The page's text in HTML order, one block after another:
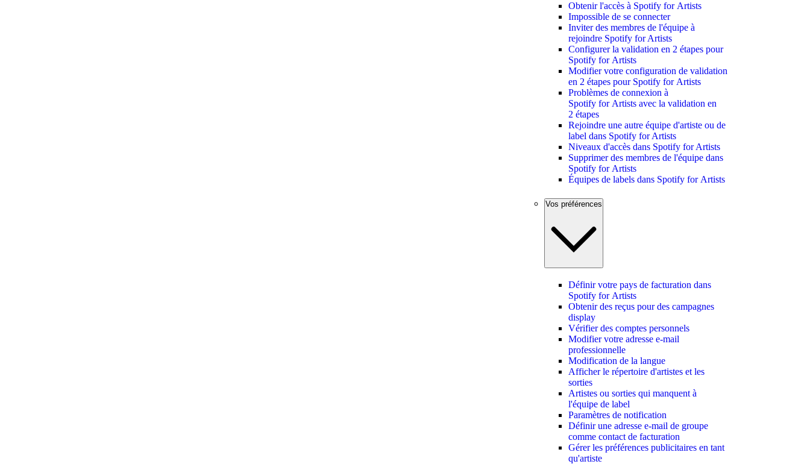
Obtenir l'accès à Spotify for Artists
Impossible de se connecter
Inviter des membres de l'équipe à
rejoindre Spotify for Artists
Configurer la validation en 2 étapes pour
Spotify for Artists
Modifier votre configuration de validation
en 2 étapes pour Spotify for Artists
Problèmes de connexion à
Spotify for Artists avec la validation en
2 étapes
Rejoindre une autre équipe d'artiste ou de
label dans Spotify for Artists
Niveaux d'accès dans Spotify for Artists
Supprimer des membres de l'équipe dans
Spotify for Artists
Équipes de labels dans Spotify for Artists
Vos préférences
Définir votre pays de facturation dans
Spotify for Artists
Obtenir des reçus pour des campagnes
display
Vérifier des comptes personnels
Modifier votre adresse e-mail
professionnelle
Modification de la langue
Afficher le répertoire d'artistes et les
sorties
Artistes ou sorties qui manquent à
l'équipe de label
Paramètres de notification
Définir une adresse e-mail de groupe
comme contact de facturation
Gérer les préférences publicitaires en tant
qu'artiste